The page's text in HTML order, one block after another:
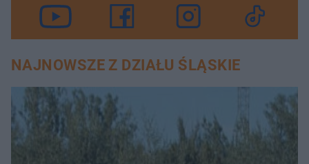
NAJNOWSZE Z DZIAŁU ŚLĄSKIE